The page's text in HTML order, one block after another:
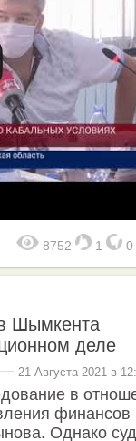
8752 1 0
Шымкента
деле
21 Августа 2021 в
в
финансов
Однако суд